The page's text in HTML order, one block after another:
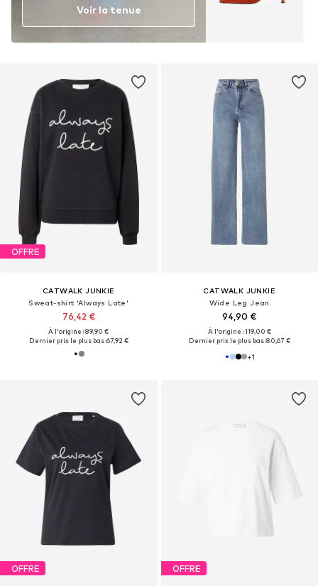
Voir la tenue
OFFRE
CATWALK JUNKIE
Sweat-shirt 'Always Late'
76,42 €
À l'origine : 89,90 €
Dernier prix le plus bas :67,92 €
CATWALK JUNKIE
Wide Leg Jean
94,90 €
À l'origine : 119,00 €
Dernier prix le plus bas :80,67 €
+1
OFFRE OFFRE